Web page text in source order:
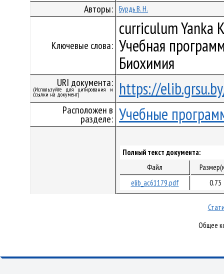
Авторы: Бурдь В. Н.
Ключевые слова:
curriculum Yanka
Учебная
Биохимия
URI документа:
(Используйте для цитирования и
ссылки на документ) https://
Расположен в
разделе: Учебные
Полный текст документа:
Файл
elib_ac61179.pdf
0.73
Общее